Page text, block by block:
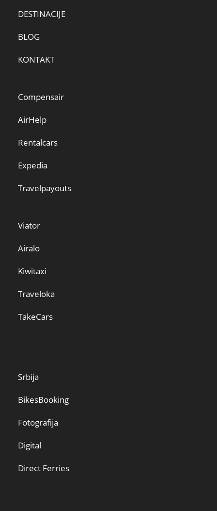
DESTINACIJE
BLOG
KONTAKT
Compensair
AirHelp
Rentalcars
Expedia
Travelpayouts
Viator
Airalo
Kiwitaxi
Traveloka
TakeCars
Srbija
BikesBooking
Fotografija
Digital
Direct Ferries